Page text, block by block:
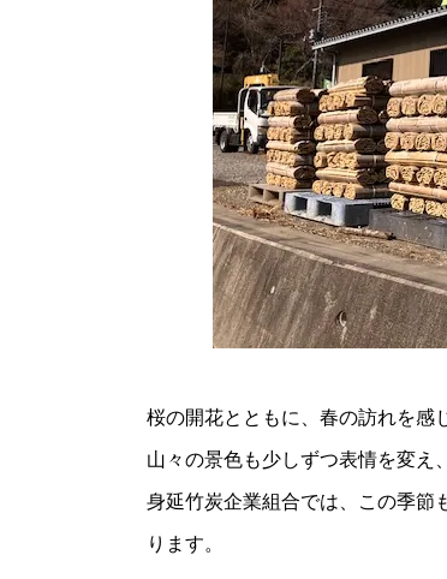
桜の開花とともに、春の訪れを感
山々の景色も少しずつ表情を変え
身延竹炭企業組合では、この季節
ります。